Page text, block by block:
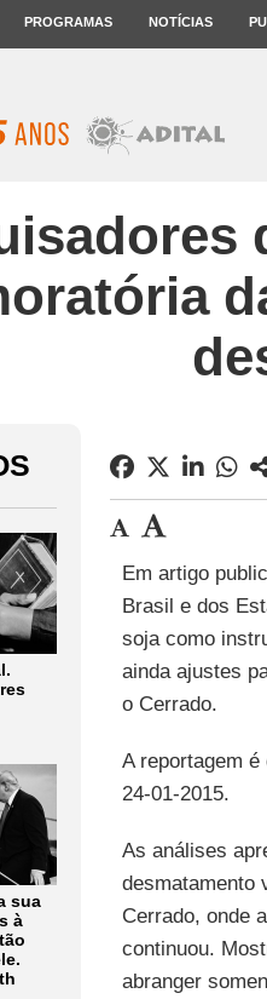
PROGRAMAS NOTÍCIAS
sua
à
Em artigo
Brasil e dos
soja como
ainda ajustes
o Cerrado.
A reportagem é
24-01-2015.
As análises
desmatamento
Cerrado, onde
continuou.
abranger